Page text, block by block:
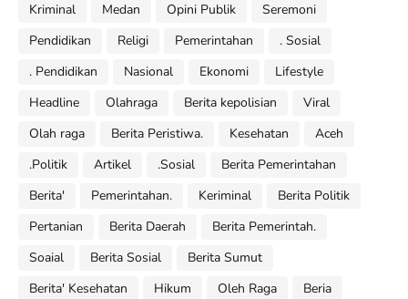
Kriminal
Medan Opini Publik
Seremoni
Pendidikan
Religi Pemerintahan
. Sosial
. Pendidikan
Nasional Ekonomi
Lifestyle
Headline
Olahraga Berita kepolisian
Viral
Olah raga
Berita Peristiwa. Kesehatan
Aceh
.Politik
Artikel .Sosial
Berita Pemerintahan
Berita'
Pemerintahan. Keriminal
Berita Politik
Pertanian
Berita Daerah
Berita Pemerintah.
Soaial
Berita Sosial
Berita Sumut
Berita' Kesehatan
Hikum Oleh Raga
Beria